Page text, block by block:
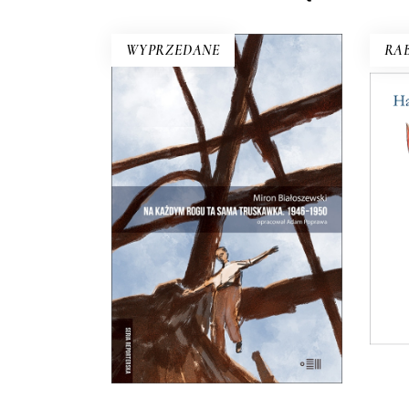
WYPRZEDANE
E-BOOK DO
KOSZYKA
NA KAŻDYM ROGU TA
SAMA TRUSKAWKA
Zupełnie nowe miasto. Jakaś
inna Warszawa na starych
śmieciach. Skąd się wzięła?
50.00zł 25.00zł